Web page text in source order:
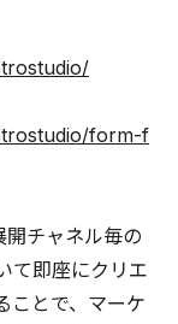
form-f
チャネル毎の
て即座にクリエ
ことで、マーケ